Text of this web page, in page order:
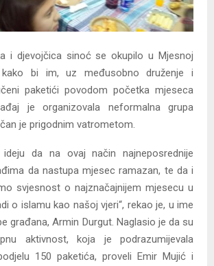
i djevojčica sinoć se okupilo u Mjesnoj
kako bi im, uz međusobno druženje i
paketići povodom početka mjeseca
je organizovala neformalna grupa
je prigodnim vatrometom.
da na ovaj način najneposrednije
da nastupa mjesec ramazan, te da i
svjesnost o najznačajnijem mjesecu u
o islamu kao našoj vjeri“, rekao je, u ime
građana, Armin Durgut. Naglasio je da su
aktivnost, koja je podrazumijevala
150 paketića, proveli Emir Mujić i